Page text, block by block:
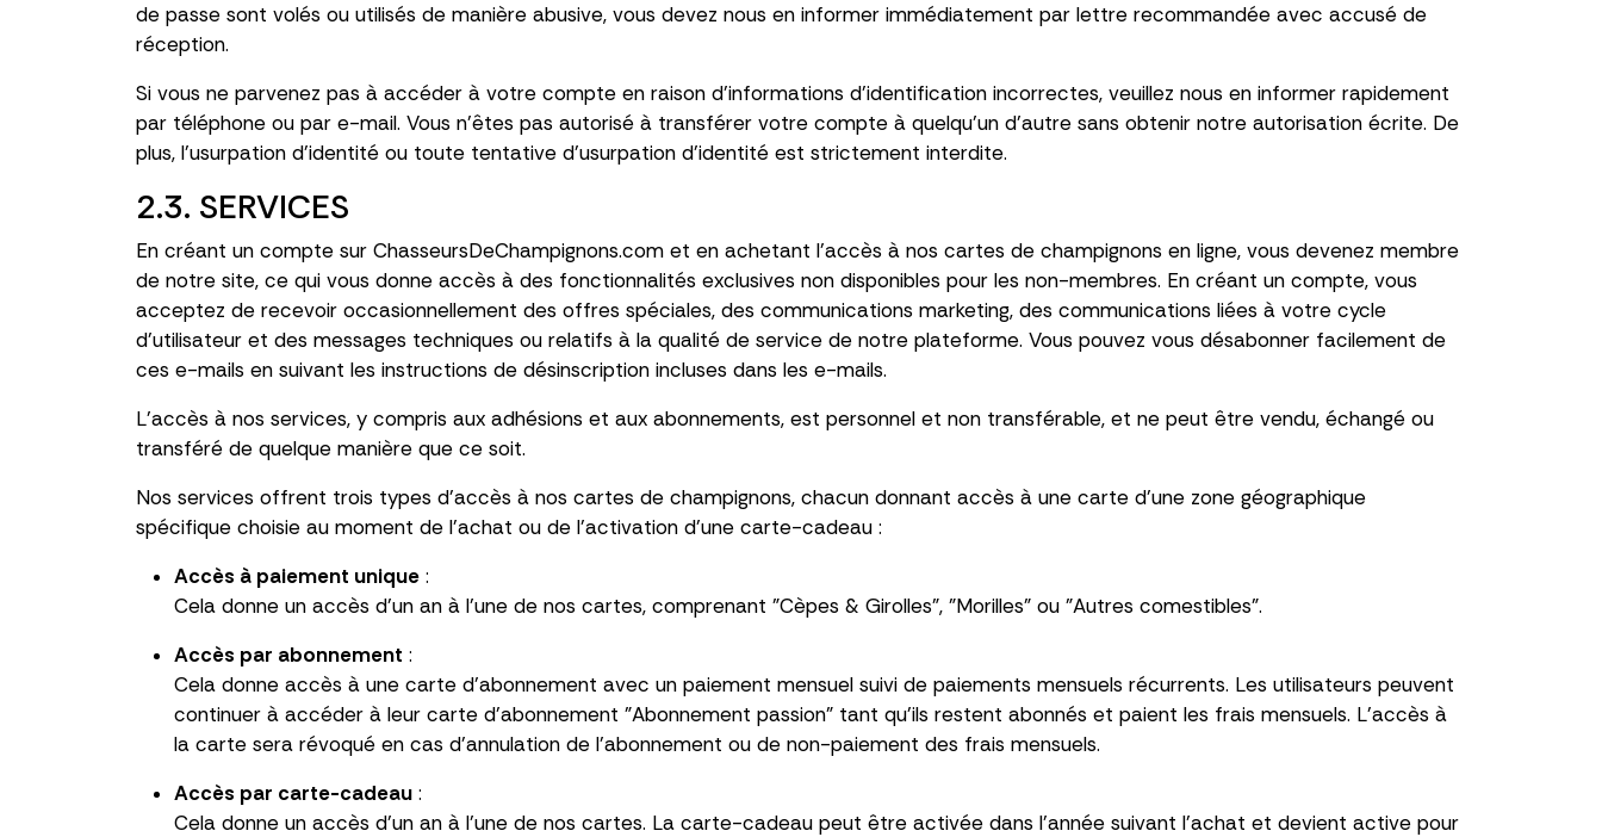
de passe sont volés ou utilisés de manière abusive, vous devez nous en informer immédiatement par lettre recommandée avec accusé de
réception.
Si vous ne parvenez pas à accéder à votre compte en raison d'informations d'identification incorrectes, veuillez nous en informer rapidement
par téléphone ou par e-mail. Vous n'êtes pas autorisé à transférer votre compte à quelqu'un d'autre sans obtenir notre autorisation écrite. De
plus, l'usurpation d'identité ou toute tentative d'usurpation d'identité est strictement interdite.
2.3. SERVICES
En créant un compte sur ChasseursDeChampignons.com et en achetant l'accès à nos cartes de champignons en ligne, vous devenez membre
de notre site, ce qui vous donne accès à des fonctionnalités exclusives non disponibles pour les non-membres. En créant un compte, vous
acceptez de recevoir occasionnellement des offres spéciales, des communications marketing, des communications liées à votre cycle
d'utilisateur et des messages techniques ou relatifs à la qualité de service de notre plateforme. Vous pouvez vous désabonner facilement de
ces e-mails en suivant les instructions de désinscription incluses dans les e-mails.
L'accès à nos services, y compris aux adhésions et aux abonnements, est personnel et non transférable, et ne peut être vendu, échangé ou
transféré de quelque manière que ce soit.
Nos services offrent trois types d'accès à nos cartes de champignons, chacun donnant accès à une carte d'une zone géographique
spécifique choisie au moment de l'achat ou de l'activation d'une carte-cadeau :
Accès à paiement unique :
Cela donne un accès d'un an à l'une de nos cartes, comprenant "Cèpes & Girolles", "Morilles" ou "Autres comestibles".
Accès par abonnement :
Cela donne accès à une carte d'abonnement avec un paiement mensuel suivi de paiements mensuels récurrents. Les utilisateurs peuvent
continuer à accéder à leur carte d'abonnement "Abonnement passion" tant qu'ils restent abonnés et paient les frais mensuels. L'accès à
la carte sera révoqué en cas d'annulation de l'abonnement ou de non-paiement des frais mensuels.
Accès par carte-cadeau :
Cela donne un accès d'un an à l'une de nos cartes. La carte-cadeau peut être activée dans l'année suivant l'achat et devient active pour